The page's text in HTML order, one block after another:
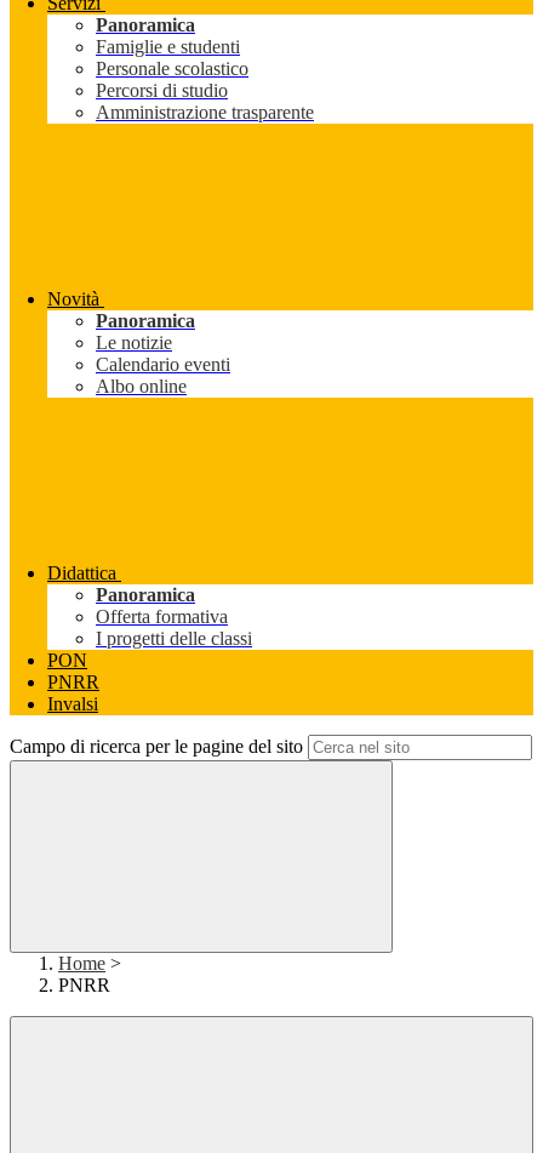
Panoramica
Famiglie e studenti
Personale scolastico
Percorsi di studio
Amministrazione trasparente
Novità
Panoramica
Le notizie
Calendario eventi
Albo online
Didattica
Panoramica
Offerta formativa
I progetti delle classi
PON
PNRR
Invalsi
Campo di ricerca per le pagine del sito
Home >
PNRR